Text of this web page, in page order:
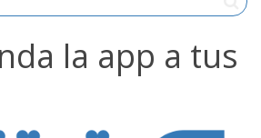
la app a tus